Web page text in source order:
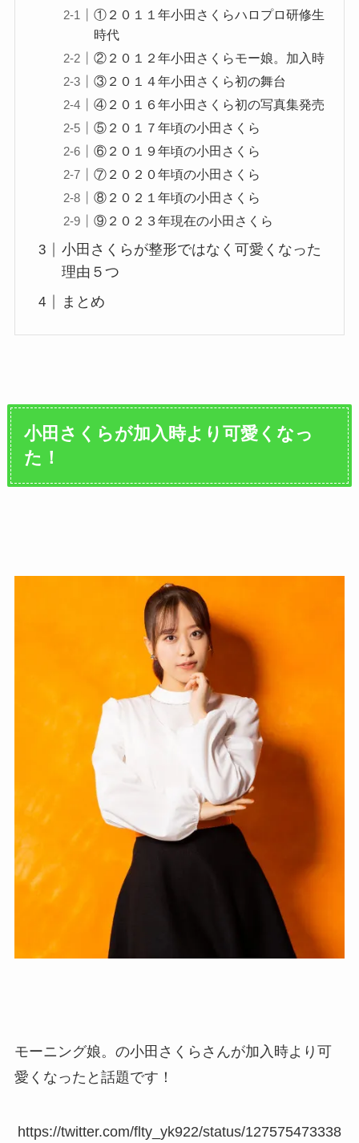
①２０１１年小田さくらハロプロ研修生
時代
②２０１２年小田さくらモー娘。加入時
③２０１４年小田さくら初の舞台
④２０１６年小田さくら初の写真集発売
⑤２０１７年頃の小田さくら
⑥２０１９年頃の小田さくら
⑦２０２０年頃の小田さくら
⑧２０２１年頃の小田さくら
⑨２０２３年現在の小田さくら
小田さくらが整形ではなく可愛くなった
理由５つ
まとめ
小田さくらが加入時より可愛くなっ
た！
モーニング娘。の小田さくらさんが加入時より可
愛くなったと話題です！
https://twitter.com/flty_yk922/status/127575473338